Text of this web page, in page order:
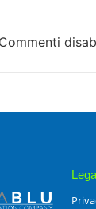
Commenti